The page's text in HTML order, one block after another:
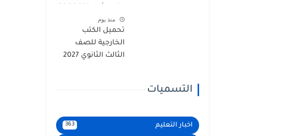
النسخة الجديدة
منذ يوم
تحميل الكتب
الخارجية للصف
الثالث الثانوي 2027
التسميات
اخبار التعليم 363